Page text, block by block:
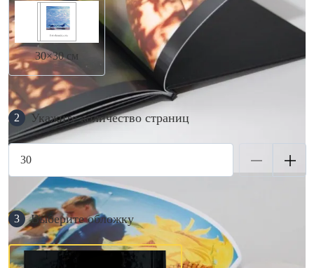
30×30 см
2 Укажите количество страниц
3 Выберите обложку